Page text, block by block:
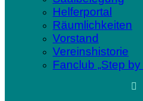
Helferportal
Räumlichkeiten
Vorstand
Vereinshistorie
Fanclub „Step by